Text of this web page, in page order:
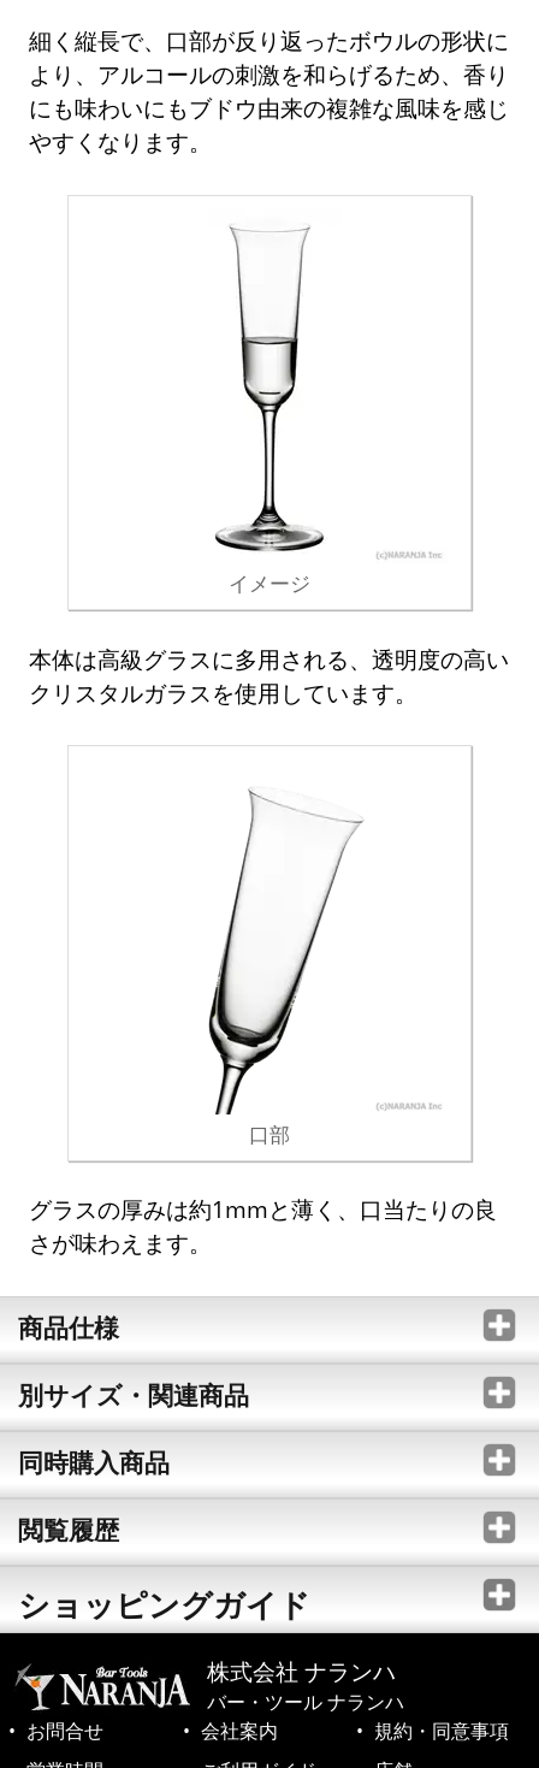
細く縦長で、口部が反り返ったボウルの形状に
より、アルコールの刺激を和らげるため、香り
にも味わいにもブドウ由来の複雑な風味を感じ
やすくなります。
イメージ
本体は高級グラスに多用される、透明度の高い
クリスタルガラスを使用しています。
口部
グラスの厚みは約1mmと薄く、口当たりの良
さが味わえます。
商品仕様
別サイズ・関連商品
同時購入商品
閲覧履歴
ショッピングガイド
株式会社 ナランハ
バー・ツール ナランハ
お問合せ
会社案内
規約・同意事項